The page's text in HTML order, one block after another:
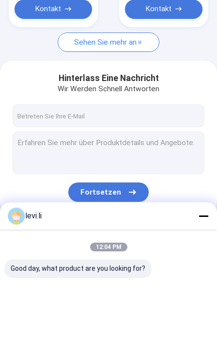
Fordern Sie ein Zitat
Extrusionsblasformmaschine
automatische Blasenmaschine
Strangpressverfahren-Maschine
HDPE Blasformen-Maschine
Brauch Kunststoff-Spritzguss
Kunststoff-Spritzgießmaschine
Kontakt Kontakt
Sehen Sie mehr an
Hinterlass Eine Nachricht
Wir Werden Schnell Antworten
Fortsetzen
Unsere Kategorien
levi.li
12:04 PM
Good day, what product are you looking for?